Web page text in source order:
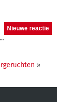
...
»